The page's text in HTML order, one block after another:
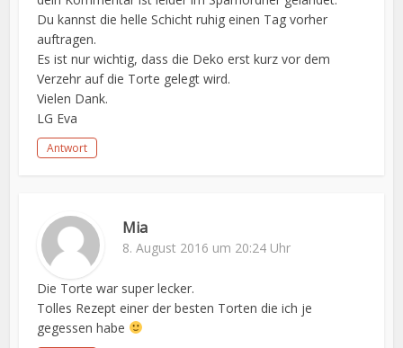
Du kannst die helle Schicht ruhig einen Tag vorher
auftragen.
Es ist nur wichtig, dass die Deko erst kurz vor dem
Verzehr auf die Torte gelegt wird.
Vielen Dank.
LG Eva
Antwort
Mia
8. August 2016 um 20:24 Uhr
Die Torte war super lecker.
Tolles Rezept einer der besten Torten die ich je
gegessen habe